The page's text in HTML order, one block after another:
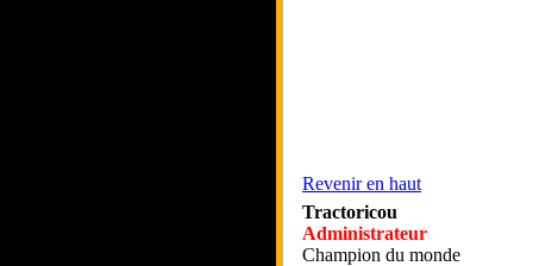
Revenir en haut
Tractoricou
Administrateur
Champion du monde